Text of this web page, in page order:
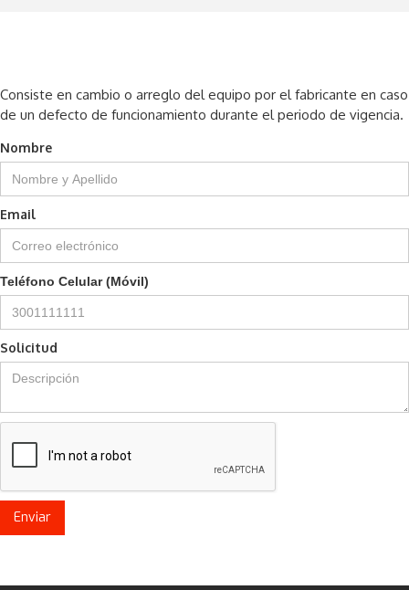
Consiste en cambio o arreglo del equipo por el fabricante en caso
de un defecto de funcionamiento durante el periodo de vigencia.
Nombre
Email
Teléfono Celular (Móvil)
Solicitud